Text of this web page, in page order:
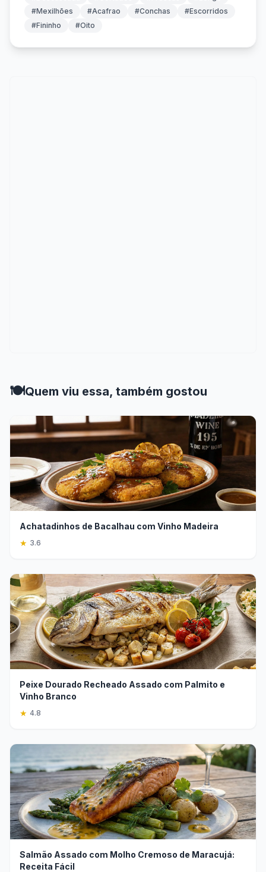
#Mexilhões
#Acafrao #Conchas
#Escorridos
#Fininho
#Oito
🍽️Quem viu essa, também gostou
Achatadinhos de Bacalhau com Vinho Madeira
★ 3.6
Peixe Dourado Recheado Assado com Palmito e
Vinho Branco
★ 4.8
Salmão Assado com Molho Cremoso de Maracujá:
Receita Fácil